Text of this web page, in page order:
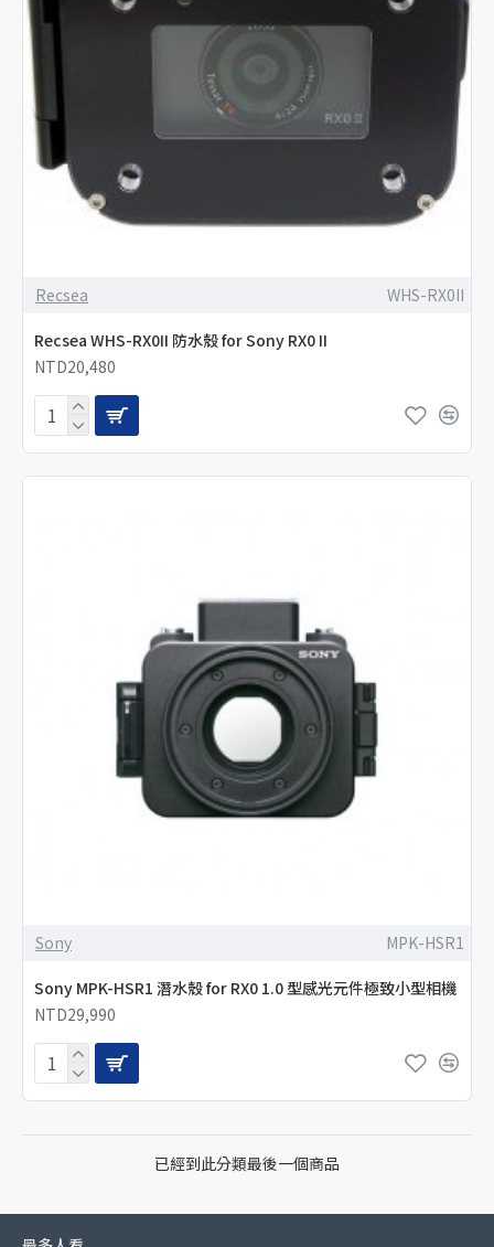
Recsea WHS-RX0II
Recsea WHS-RX0II 防水殼 for Sony RX0 II
NTD20,480
Sony MPK-HSR1
Sony MPK-HSR1 潛水殼 for RX0 1.0 型感光元件極致小型相機
NTD29,990
已經到此分類最後一個商品